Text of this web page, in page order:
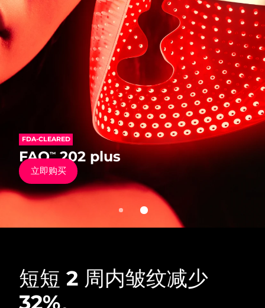
FAQ™202
抗老硅胶彩光面罩仪
立即购买
FDA-CLEARED
FAQ™202 plus
立即购买
短短 2 周内皱纹减少
32%。
FAQ™ Dual LED Panel
热门产品
特别优惠 畅销产品
美国 预计送达日期10/8/26
英国 预计送达日期 9/8/26
预计送达日期9/8/26
预计送达日期12/8/26
法国 预计送达日期9/8/26
德国
加拿大
奥地利 预计送达日期
巴林